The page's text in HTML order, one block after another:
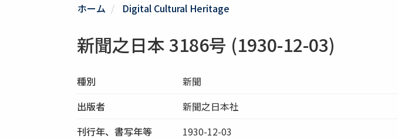
ホーム Digital Cultural Heritage
新聞之日本 3186号 (1930-12-03)
種別
新聞
出版者
新聞之日本社
刊行年、書写年等
1930-12-03